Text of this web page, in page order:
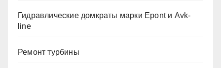
Гидравлические домкраты марки Epont и Avk-
line
Ремонт турбины